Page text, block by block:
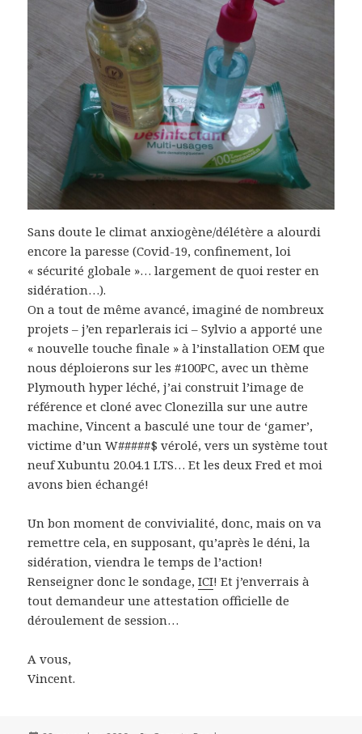
Sans doute le climat anxiogène/délétère a alourdi
encore la paresse (Covid-19, confinement, loi
« sécurité globale »… largement de quoi rester en
sidération…).
On a tout de même avancé, imaginé de nombreux
projets – j’en reparlerais ici – Sylvio a apporté une
« nouvelle touche finale » à l’installation OEM que
nous déploierons sur les #100PC, avec un thème
Plymouth hyper léché, j’ai construit l’image de
référence et cloné avec Clonezilla sur une autre
machine, Vincent a basculé une tour de ‘gamer’,
victime d’un W#####$ vérolé, vers un système tout
neuf Xubuntu 20.04.1 LTS… Et les deux Fred et moi
avons bien échangé!
Un bon moment de convivialité, donc, mais on va
remettre cela, en supposant, qu’après le déni, la
sidération, viendra le temps de l’action!
Renseigner donc le sondage,ICI! Et j’enverrais à
tout demandeur une attestation officielle de
déroulement de session…
A vous,
Vincent.